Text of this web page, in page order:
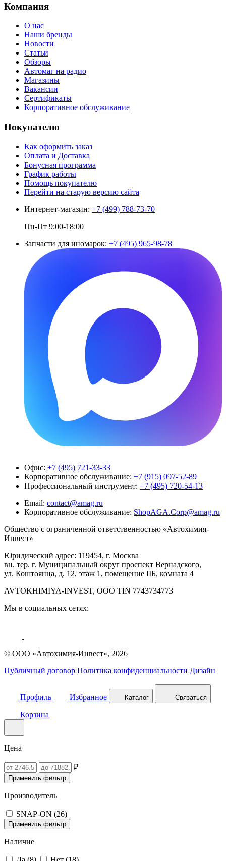
Компания
О нас
Наши бренды
Новости
Статьи
Обзоры
Автомаг на радио
Магазины
Вакансии
Сертификаты
Корпоративное обслуживание
Покупателю
Как оформить заказ
Оплата и Доставка
Бонусная программа
График работы
Помощь покупателю
Перейти на старую версию сайта
Интернет-магазин: +7 (499) 788-73-70
Пн-Пт 9:00-18:00
Запчасти для иномарок: +7 (495) 965-98-78
Офис: +7 (495) 721-33-33
Корпоративное обслуживание: +7 (915) 097-52-89
Профессиональный инструмент: +7 (495) 720-54-13
Email: contact@amag.ru
Корпоративное обслуживание: ShopAGA.Corp@amag.ru
Общество с ограниченной ответственностью «Автохимия-
Инвест»
Юридический адрес: 119454, г. Москва
вн. тер. г. Муниципальный округ проспект Вернадского,
ул. Коштоянца, д. 12, этаж 1, помещение IIБ, комната 4
AVTOKHIMIYA-INVEST, OOO TIN 7743734773
Мы в социальных сетях:
© ООО «Автохимия-Инвест», 2026
Публичный договор Политика конфиденциальности Дизайн
Профиль Избранное Каталог Связаться
Корзина
Цена
₽
Применить фильтр
Производитель
SNAP-ON (26)
Применить фильтр
Наличие